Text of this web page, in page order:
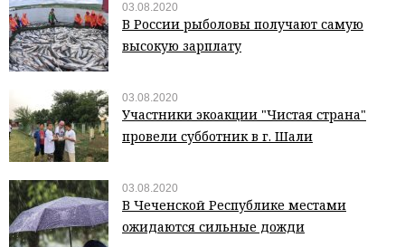
03.08.2020
В России рыболовы получают самую
высокую зарплату
03.08.2020
Участники экоакции "Чистая страна"
провели субботник в г. Шали
03.08.2020
В Чеченской Республике местами
ожидаются сильные дожди